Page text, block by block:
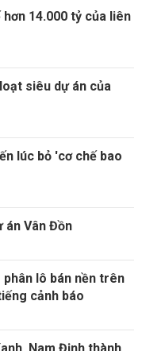
14.000 tỷ của liên
siêu dự án của
lúc bỏ 'cơ chế bao
án Vân Đồn
phân lô bán nền trên
cảnh báo